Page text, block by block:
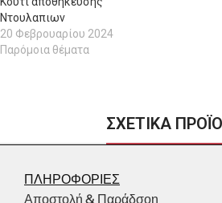
Ντουλαπιων
20 Φεβρουαρίου 2024
Παρόμοια θέματα
ΣΧΕΤΙΚΑ
ΠΛΗΡΟΦΟΡΙΕΣ
Αποστολή & Παράδσοη